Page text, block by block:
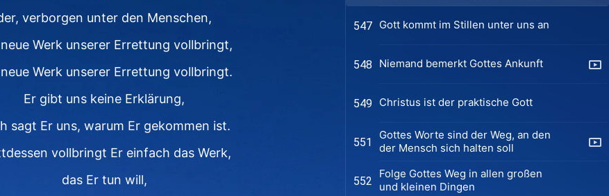
verborgen unter den Menschen,
Werk unserer Errettung vollbringt,
Werk unserer Errettung vollbringt.
Er gibt uns keine Erklärung,
sagt Er uns, warum Er gekommen ist.
vollbringt Er einfach das Werk,
das Er tun will,
547 Gott kommt im Stillen unter uns an
548 Niemand bemerkt Gottes Ankunft
549 Christus ist der praktische Gott
551
Gottes Worte sind der Weg, an den
der Mensch sich halten soll
552
Folge Gottes Weg in allen großen
und kleinen Dingen